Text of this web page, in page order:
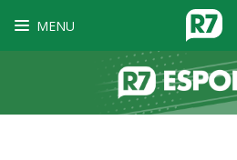
MENU